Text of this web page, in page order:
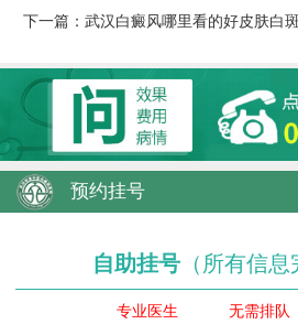
下一篇： 武汉白癜风哪里看的好皮肤白斑
预约挂号
自助挂号 （所有信息
专业医生 无需排队